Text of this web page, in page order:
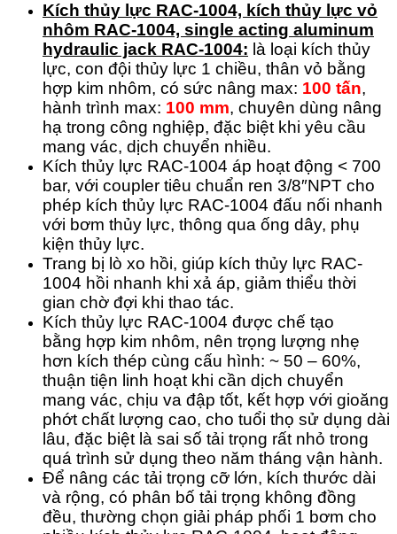
Kích thủy lực RAC-1004, kích thủy lực vỏ
nhôm RAC-1004, single acting aluminum
hydraulic jack RAC-1004: là loại kích thủy
lực, con đội thủy lực 1 chiều, thân vỏ bằng
hợp kim nhôm, có sức nâng max: 100 tấn,
hành trình max: 100 mm, chuyên dùng nâng
hạ trong công nghiệp, đặc biệt khi yêu cầu
mang vác, dịch chuyển nhiều.
Kích thủy lực RAC-1004 áp hoạt động < 700
bar, với coupler tiêu chuẩn ren 3/8″NPT cho
phép kích thủy lực RAC-1004 đấu nối nhanh
với bơm thủy lực, thông qua ống dây, phụ
kiện thủy lực.
Trang bị lò xo hồi, giúp kích thủy lực RAC-
1004 hồi nhanh khi xả áp, giảm thiểu thời
gian chờ đợi khi thao tác.
Kích thủy lực RAC-1004 được chế tạo
bằng hợp kim nhôm, nên trọng lượng nhẹ
hơn kích thép cùng cấu hình: ~ 50 – 60%,
thuận tiện linh hoạt khi cần dịch chuyển
mang vác, chịu va đập tốt, kết hợp với gioăng
phớt chất lượng cao, cho tuổi thọ sử dụng dài
lâu, đặc biệt là sai số tải trọng rất nhỏ trong
quá trình sử dụng theo năm tháng vận hành.
Để nâng các tải trọng cỡ lớn, kích thước dài
và rộng, có phân bố tải trọng không đồng
đều, thường chọn giải pháp phối 1 bơm cho